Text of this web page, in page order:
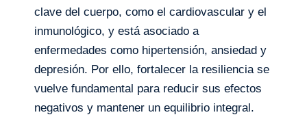
clave del cuerpo, como el cardiovascular y el
inmunológico, y está asociado a
enfermedades como hipertensión, ansiedad y
depresión. Por ello, fortalecer la resiliencia se
vuelve fundamental para reducir sus efectos
negativos y mantener un equilibrio integral.